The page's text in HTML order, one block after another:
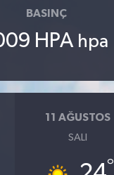
BASINÇ
HPA hpa
11 AĞUSTOS
SALI
°